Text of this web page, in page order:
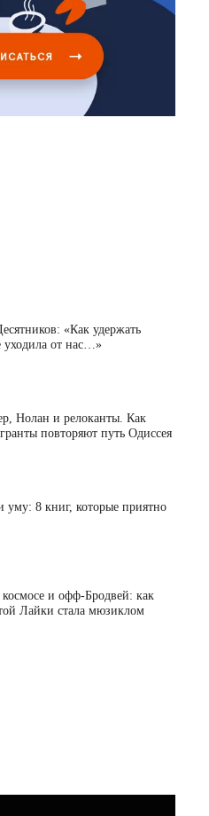
«Как удержать
уходила от нас…»
Нолан и релоканты. Как
повторяют путь Одиссея
уму: 8 книг, которые приятно
и офф-Бродвей: как
Лайки стала мюзиклом